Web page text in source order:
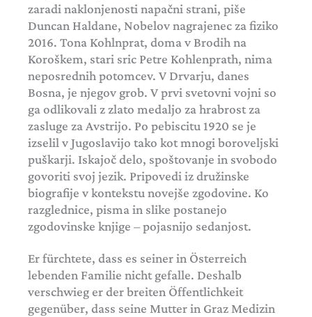
zaradi naklonjenosti napačni strani, piše
Duncan Haldane, Nobelov nagrajenec za fiziko
2016. Tona Kohlnprat, doma v Brodih na
Koroškem, stari sric Petre Kohlenprath, nima
neposrednih potomcev. V Drvarju, danes
Bosna, je njegov grob. V prvi svetovni vojni so
ga odlikovali z zlato medaljo za hrabrost za
zasluge za Avstrijo. Po pebiscitu 1920 se je
izselil v Jugoslavijo tako kot mnogi boroveljski
puškarji. Iskajoč delo, spoštovanje in svobodo
govoriti svoj jezik. Pripovedi iz družinske
biografije v kontekstu novejše zgodovine. Ko
razglednice, pisma in slike postanejo
zgodovinske knjige – pojasnijo sedanjost.
Er fürchtete, dass es seiner in Österreich
lebenden Familie nicht gefalle. Deshalb
verschwieg er der breiten Öffentlichkeit
gegenüber, dass seine Mutter in Graz Medizin